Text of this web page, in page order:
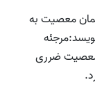
معصیت به
معصیت ضرری